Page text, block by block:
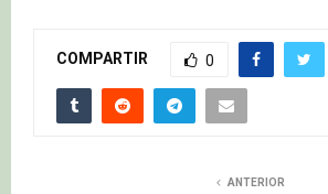
COMPARTIR 0
ANTERIOR